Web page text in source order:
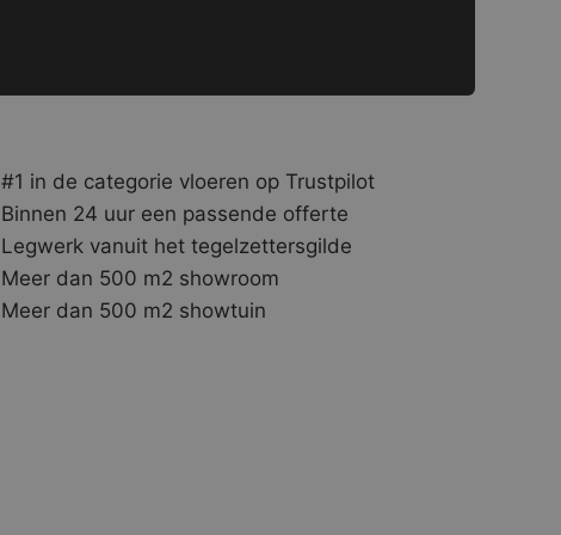
#1 in de categorie vloeren op Trustpilot
Binnen 24 uur een passende offerte
Legwerk vanuit het tegelzettersgilde
Meer dan 500 m2 showroom
Meer dan 500 m2 showtuin